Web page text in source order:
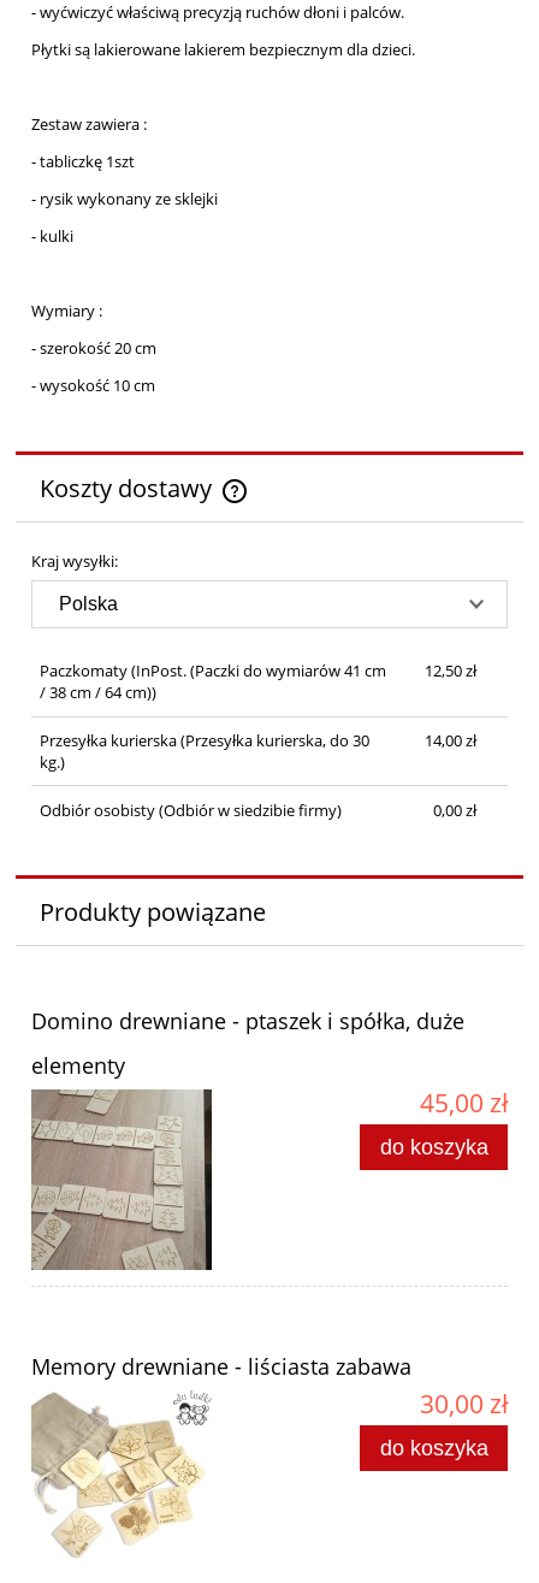
- wyćwiczyć właściwą precyzją ruchów dłoni i palców.
Płytki są lakierowane lakierem bezpiecznym dla dzieci.
Zestaw zawiera :
- tabliczkę 1szt
- rysik wykonany ze sklejki
- kulki
Wymiary :
- szerokość 20 cm
- wysokość 10 cm
Koszty dostawy
Cena nie zawiera ewentualnych kosztów płatności
Kraj wysyłki:
Paczkomaty(InPost. (Paczki do wymiarów 41 cm
/ 38 cm / 64 cm))
12,50 zł
Przesyłka kurierska(Przesyłka kurierska, do 30
kg.)
14,00 zł
Odbiór osobisty(Odbiór w siedzibie firmy) 0,00 zł
Produkty powiązane
Domino drewniane - ptaszek i spółka, duże
elementy
45,00 zł
do koszyka
Memory drewniane - liściasta zabawa
30,00 zł
do koszyka